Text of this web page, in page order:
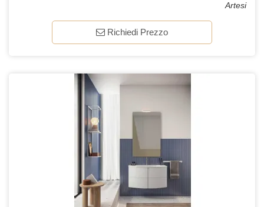
Artesi
Richiedi Prezzo